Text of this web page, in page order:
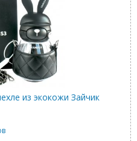
из экокожи Зайчик